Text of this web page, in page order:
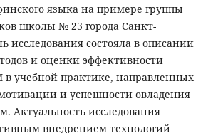
языка на примере группы
школы № 23 города Санкт-
исследования состояла в описании
и оценки эффективности
учебной практике, направленных
и успешности овладения
Актуальность исследования
внедрением технологий